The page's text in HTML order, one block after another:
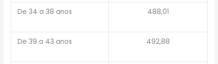
De 34 a 38 anos 488,01
De 39 a 43 anos 492,88